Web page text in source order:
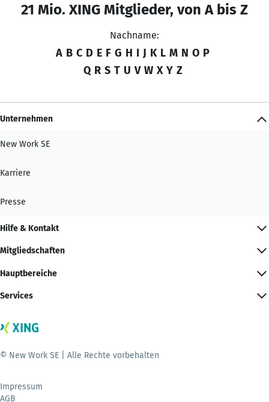
21 Mio. XING Mitglieder, von A bis Z
Nachname:
A B C D E F G H I J K L M N O P
Q R S T U V W X Y Z
Unternehmen
New Work SE
Karriere
Presse
Hilfe & Kontakt
Mitgliedschaften
Hauptbereiche
Services
© New Work SE | Alle Rechte vorbehalten
Impressum
AGB